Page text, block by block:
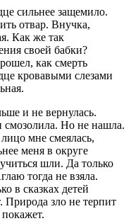
сильнее защемило.
отвар. Внучка,
Как же так
своей бабки?
как смерть
кровавыми слезами
и не вернулась.
смозолила. Но не нашла.
мне смеялась,
меня в округе
шли. Да только
тогда не взяла.
в сказках детей
зло не терпит